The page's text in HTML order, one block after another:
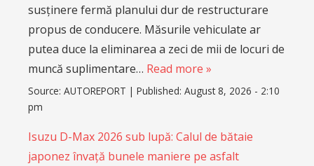
susținere fermă planului dur de restructurare
propus de conducere. Măsurile vehiculate ar
putea duce la eliminarea a zeci de mii de locuri de
muncă suplimentare… Read more »
Source: AUTOREPORT | Published: August 8, 2026 - 2:10
pm
Isuzu D-Max 2026 sub lupă: Calul de bătaie
japonez învață bunele maniere pe asfalt